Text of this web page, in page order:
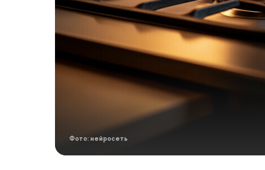
Фото: нейросеть